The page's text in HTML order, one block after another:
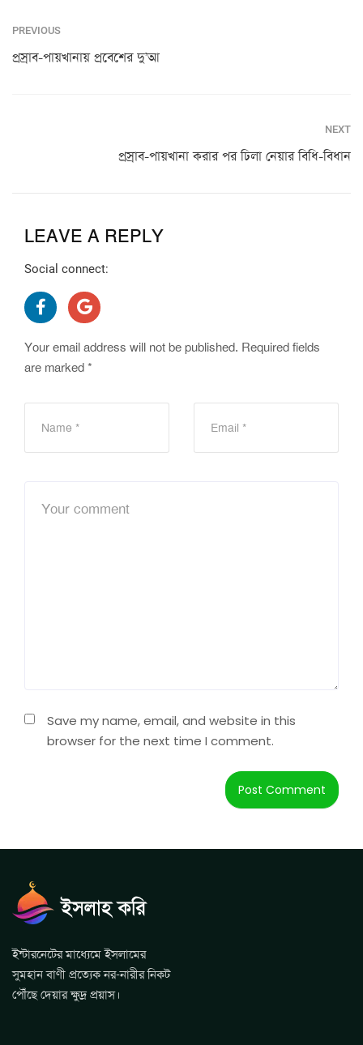
PREVIOUS
প্রস্রাব-পায়খানায় প্রবেশের দু’আ
NEXT
প্রস্রাব-পায়খানা করার পর ঢিলা নেয়ার বিধি-বিধান
LEAVE A REPLY
Social connect:
Your email address will not be published. Required fields
are marked *
Save my name, email, and website in this
browser for the next time I comment.
ইন্টারনেটের মাধ্যেমে ইসলামের
সুমহান বাণী প্রত্যেক নর-নারীর নিকট
পৌঁছে দেয়ার ক্ষুদ্র প্রয়াস।